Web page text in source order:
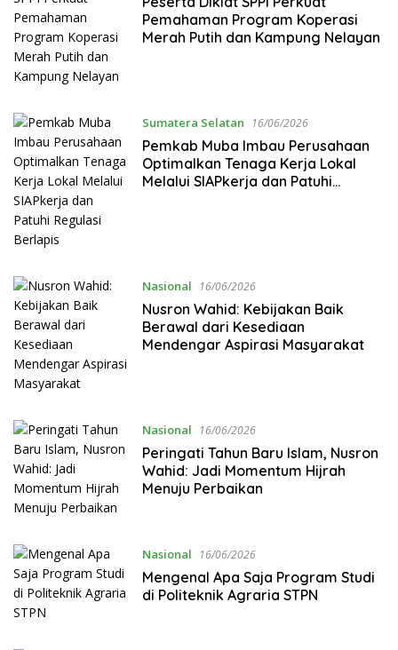
Pemahaman Program Koperasi
Merah Putih dan Kampung Nelayan
Sumatera Selatan 16/06/2026
Pemkab Muba Imbau Perusahaan
Optimalkan Tenaga Kerja Lokal
Melalui SIAPkerja dan Patuhi
Nasional 16/06/2026
Nusron Wahid: Kebijakan Baik
Berawal dari Kesediaan
Mendengar Aspirasi Masyarakat
Nasional 16/06/2026
Peringati Tahun Baru Islam, Nusron
Wahid: Jadi Momentum Hijrah
Menuju Perbaikan
Nasional 16/06/2026
Mengenal Apa Saja Program Studi
di Politeknik Agraria STPN